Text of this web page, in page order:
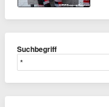
Suchbegriff